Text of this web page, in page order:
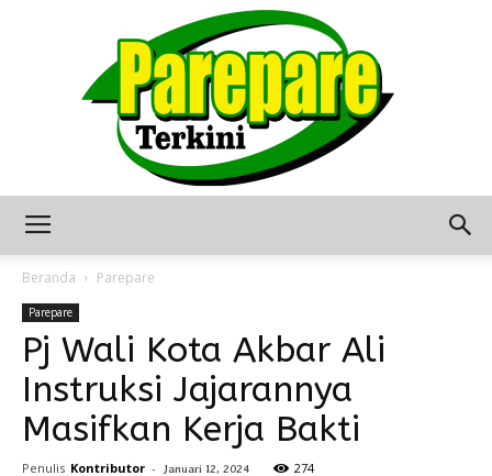
Terkini
Seputar
Beranda Parepare
Parepare
Pj Wali Kota Akbar Ali
Instruksi Jajarannya
Masifkan Kerja Bakti
Penulis Kontributor - Januari 12, 2024 274